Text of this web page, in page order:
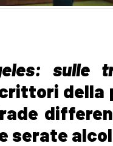
sulle
serate